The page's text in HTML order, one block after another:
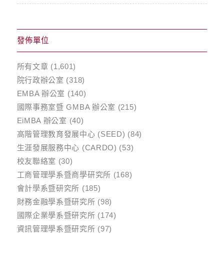
發佈單位
所有文章 (1,601)
院行政辦公室 (318)
EMBA 辦公室 (140)
國際事務室暨 GMBA 辦公室 (215)
EiMBA 辦公室 (40)
高階管理教育發展中心 (SEED) (84)
生涯發展服務中心 (CARDO) (53)
校友聯絡室 (30)
工商管理學系暨商學研究所 (168)
會計學系暨研究所 (185)
財務金融學系暨研究所 (98)
國際企業學系暨研究所 (174)
資訊管理學系暨研究所 (97)